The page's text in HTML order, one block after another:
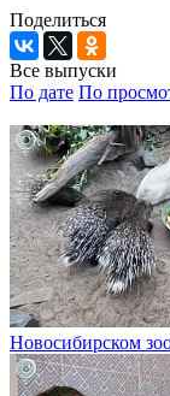
Поделиться
Все выпуски
По дате По
Новосибирском